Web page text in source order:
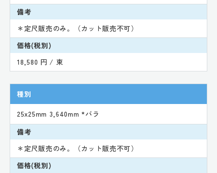
備考
＊定尺販売のみ。（カット販売不可）
価格(税別)
18,580 円 / 束
種別
25x25mm 3,640mm *バラ
備考
＊定尺販売のみ。（カット販売不可）
価格(税別)